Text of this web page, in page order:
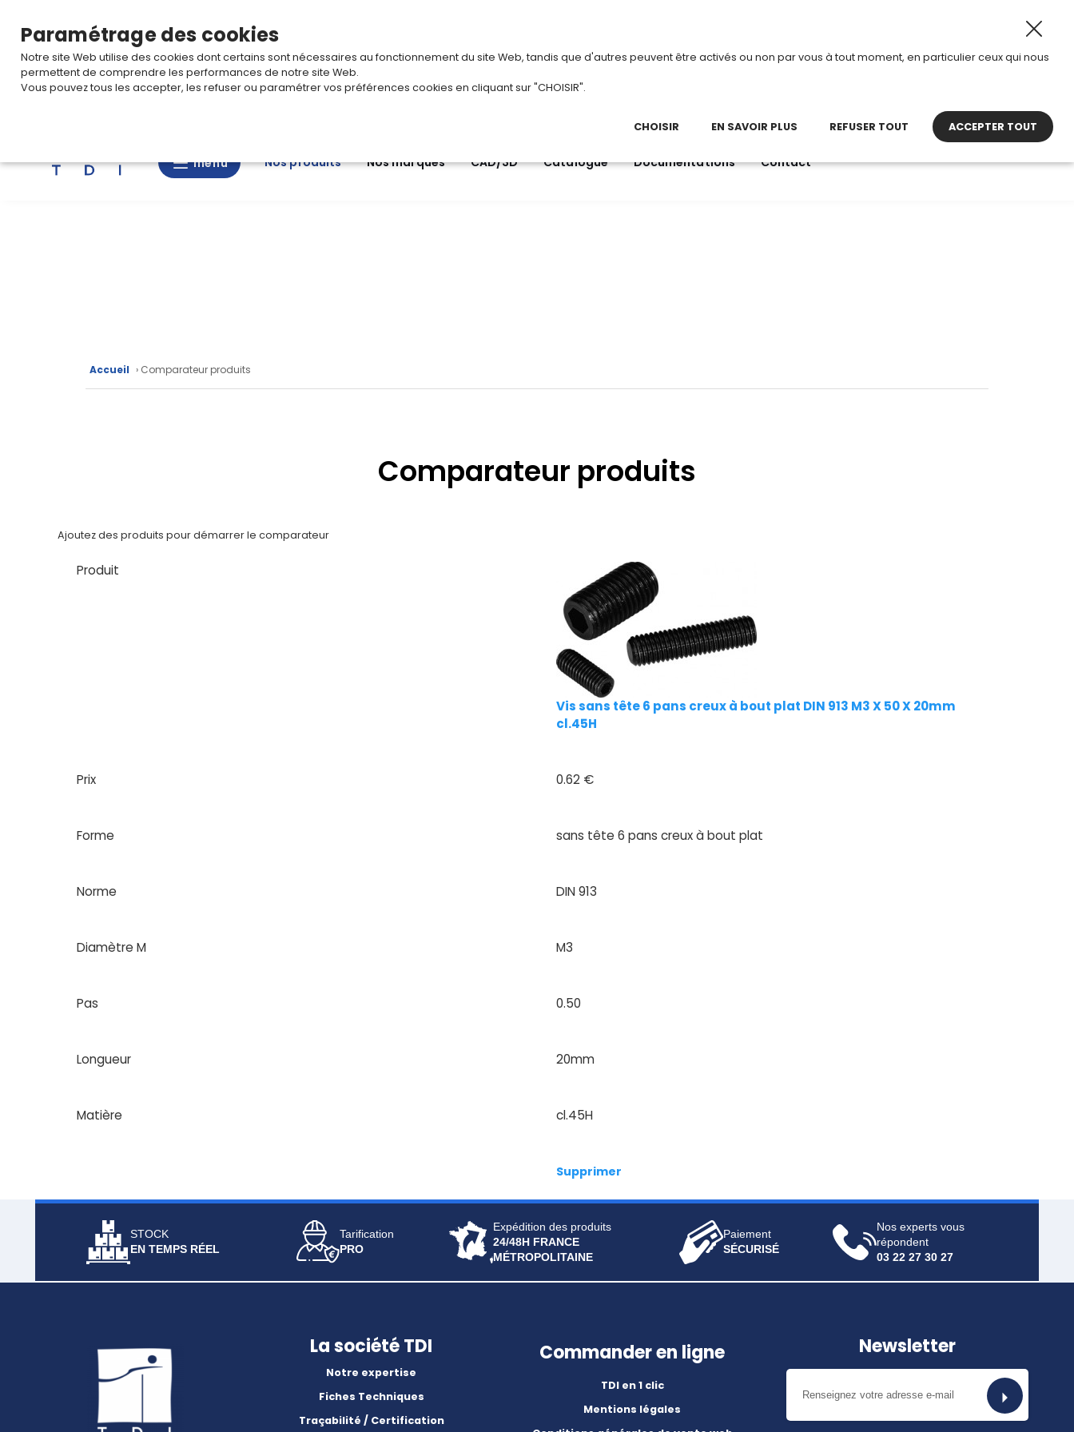
Du 3 au 28 août 2026, TDI passe en mode été.• Horaires
techniques
Mon
panier
menu
menu Nos produits Nos marques CAD/3D Catalogue Documentations Contact
Accueil › Comparateur produits
Comparateur produits
Ajoutez des produits pour démarrer le comparateur
Produit
Vis sans tête 6 pans creux à bout plat DIN 913 M3 X 50 X 20mm
cl.45H
Prix 0.62 €
Forme sans tête 6 pans creux à bout plat
Norme DIN 913
Diamètre M M3
Pas 0.50
Longueur 20mm
Matière cl.45H
Supprimer
STOCK
EN TEMPS RÉEL
Tarification
PRO
Expédition des produits
24/48H FRANCE
MÉTROPOLITAINE
Paiement
SÉCURISÉ
Nos experts vous
répondent
03 22 27 30 27
La société TDI
Notre expertise
Fiches Techniques
Traçabilité / Certification
Commander en ligne
TDI en 1 clic
Mentions légales
Newsletter
Paramétrage des cookies
Notre site Web utilise des cookies dont certains sont nécessaires au fonctionnement du site Web, tandis que d'autres peuvent être activés ou non par vous à tout moment, en particulier ceux qui nous
permettent de comprendre les performances de notre site Web.
Vous pouvez tous les accepter, les refuser ou paramétrer vos préférences cookies en cliquant sur "CHOISIR".
CHOISIR EN SAVOIR PLUS REFUSER TOUT ACCEPTER TOUT